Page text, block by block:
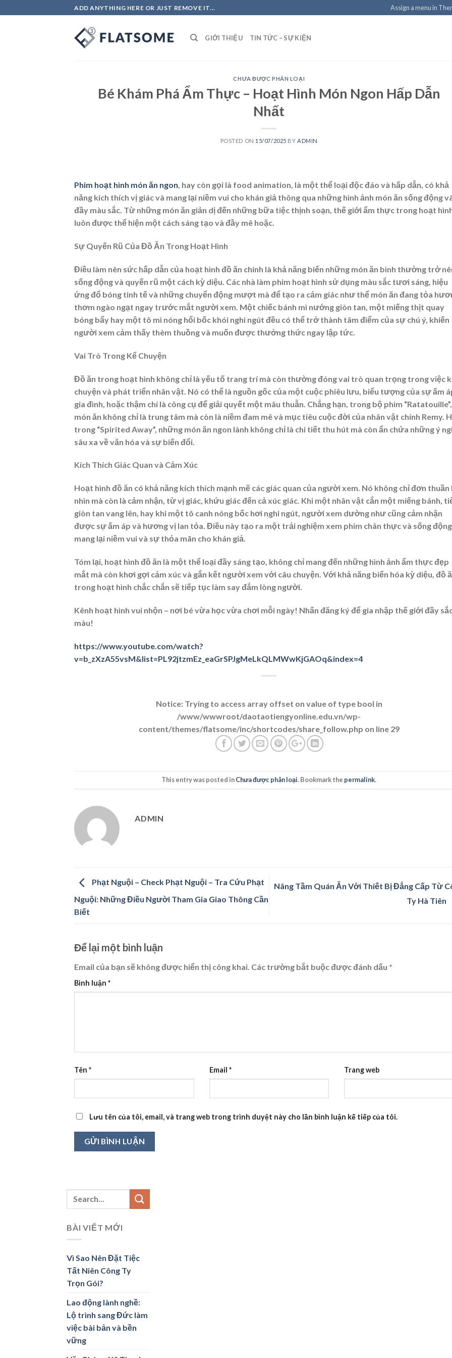
to
ADD ANYTHING HERE OR JUST REMOVE IT... Assign a menu in
GIỚI THIỆU TIN TỨC – SỰ KIỆN
CHƯA ĐƯỢC PHÂN LOẠI
Bé Khám Phá Ẩm Thực – Hoạt Hình Món Ngon Hấp Dẫn
Nhất
POSTED ON 15/07/2025 BY ADMIN
Phim hoạt hình món ăn ngon, hay còn gọi là food animation, là một thể loại độc đáo và hấp dẫn, có khả
năng kích thích vị giác và mang lại niềm vui cho khán giả thông qua những hình ảnh món ăn sống động
đầy màu sắc. Từ những món ăn giản dị đến những bữa tiệc thịnh soạn, thế giới ẩm thực trong hoạt
luôn được thể hiện một cách sáng tạo và đầy mê hoặc.
Sự Quyến Rũ Của Đồ Ăn Trong Hoạt Hình
Điều làm nên sức hấp dẫn của hoạt hình đồ ăn chính là khả năng biến những món ăn bình thường trở
sống động và quyến rũ một cách kỳ diệu. Các nhà làm phim hoạt hình sử dụng màu sắc tươi sáng, hiệu
ứng đổ bóng tinh tế và những chuyển động mượt mà để tạo ra cảm giác như thể món ăn đang tỏa
thơm ngào ngạt ngay trước mắt người xem. Một chiếc bánh mì nướng giòn tan, một miếng thịt quay
bóng bẩy hay một tô mì nóng hổi bốc khói nghi ngút đều có thể trở thành tâm điểm của sự chú ý, khiến
người xem cảm thấy thèm thuồng và muốn được thưởng thức ngay lập tức.
Vai Trò Trong Kể Chuyện
Đồ ăn trong hoạt hình không chỉ là yếu tố trang trí mà còn thường đóng vai trò quan trọng trong việc
chuyện và phát triển nhân vật. Nó có thể là nguồn gốc của một cuộc phiêu lưu, biểu tượng của sự ấm
gia đình, hoặc thậm chí là công cụ để giải quyết một mâu thuẫn. Chẳng hạn, trong bộ phim “Ratatouille”,
món ăn không chỉ là trung tâm mà còn là niềm đam mê và mục tiêu cuộc đời của nhân vật chính Remy.
trong “Spirited Away”, những món ăn ngon lành không chỉ là chi tiết thu hút mà còn ẩn chứa những ý
sâu xa về văn hóa và sự biến đổi.
Kích Thích Giác Quan và Cảm Xúc
Hoạt hình đồ ăn có khả năng kích thích mạnh mẽ các giác quan của người xem. Nó không chỉ đơn thuần
nhìn mà còn là cảm nhận, từ vị giác, khứu giác đến cả xúc giác. Khi một nhân vật cắn một miếng bánh,
giòn tan vang lên, hay khi một tô canh nóng bốc hơi nghi ngút, người xem dường như cũng cảm nhận
được sự ấm áp và hương vị lan tỏa. Điều này tạo ra một trải nghiệm xem phim chân thực và sống
mang lại niềm vui và sự thỏa mãn cho khán giả.
Tóm lại, hoạt hình đồ ăn là một thể loại đầy sáng tạo, không chỉ mang đến những hình ảnh ẩm thực đẹp
mắt mà còn khơi gợi cảm xúc và gắn kết người xem với câu chuyện. Với khả năng biến hóa kỳ diệu, đồ
trong hoạt hình chắc chắn sẽ tiếp tục làm say đắm lòng người.
Kênh hoạt hình vui nhộn – nơi bé vừa học vừa chơi mỗi ngày! Nhấn đăng ký để gia nhập thế giới đầy
màu!
https://www.youtube.com/watch?
v=b_zXzA55vsM&list=PL92jtzmEz_eaGrSPJgMeLkQLMWwKjGAOq&index=4
Notice: Trying to access array offset on value of type bool in
/www/wwwroot/daotaotiengyonline.edu.vn/wp-
content/themes/flatsome/inc/shortcodes/share_follow.php on line 29
This entry was posted inChưa được phân loại. Bookmark the permalink.
ADMIN
Phạt Nguội – Check Phạt Nguội – Tra Cứu Phạt
Nguội: Những Điều Người Tham Gia Giao Thông Cần
Biết
Nâng Tầm Quán Ăn Với Thiết Bị Đẳng Cấp Từ
Ty Hà Tiên
Để lại một bình luận
Email của bạn sẽ không được hiển thị công khai. Các trường bắt buộc được đánh dấu *
Bình luận *
Tên * Email * Trang web
Lưu tên của tôi, email, và trang web trong trình duyệt này cho lần bình luận kế tiếp của tôi.
BÀI VIẾT MỚI
Vì Sao Nên Đặt Tiệc
Tất Niên Công Ty
Trọn Gói?
Lao động lành nghề:
Lộ trình sang Đức làm
việc bài bản và bền
vững